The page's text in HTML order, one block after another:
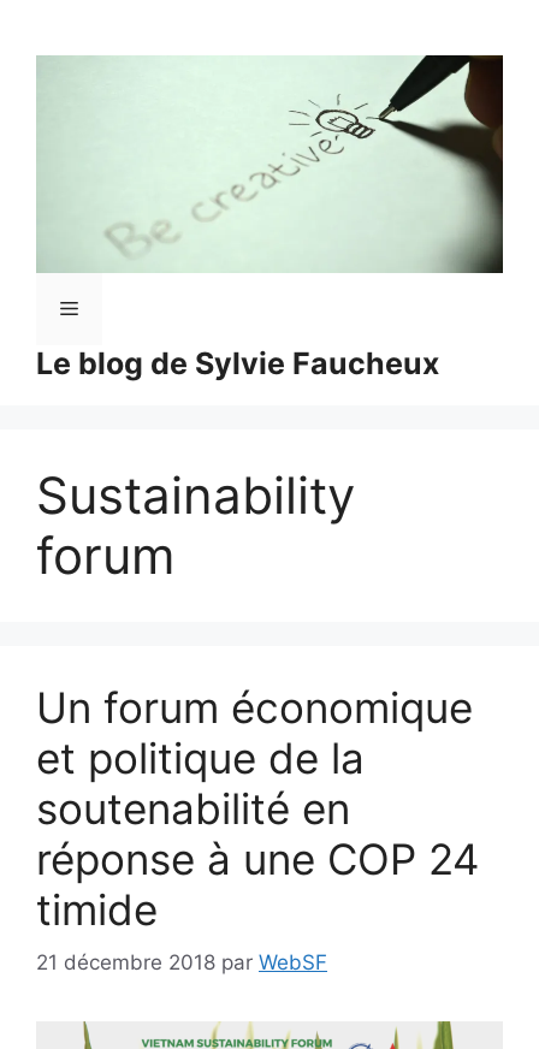
Le blog de Sylvie Faucheux
Menu
Sustainability
forum
Un forum économique
et politique de la
soutenabilité en
réponse à une COP 24
timide
21 décembre 2018 par WebSF